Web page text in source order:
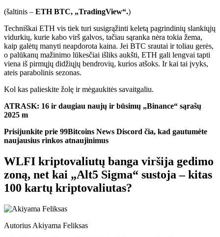
(šaltinis – ETH BTC, „TradingView“.)
Techniškai ETH vis tiek turi susigrąžinti keletą pagrindinių slankiųjų
vidurkių, kurie kabo virš galvos, tačiau sąranka nėra tokia žema,
kaip galėtų manyti neapdorota kaina. Jei BTC srautai ir toliau gerės,
o palūkanų mažinimo lūkesčiai išliks aukšti, ETH gali lengvai tapti
viena iš pirmųjų didžiųjų bendrovių, kurios atšoks. Ir kai tai įvyks,
ateis parabolinis sezonas.
Kol kas palieskite žolę ir mėgaukitės savaitgaliu.
ATRASK: 16 ir daugiau naujų ir būsimų „Binance“ sąrašų
2025 m
Prisijunkite prie 99Bitcoins News Discord čia, kad gautumėte
naujausius rinkos atnaujinimus
WLFI kriptovaliutų banga viršija gedimo
zoną, net kai „Alt5 Sigma“ sustoja – kitas
100 kartų kriptovaliutas?
Autorius Akiyama Feliksas